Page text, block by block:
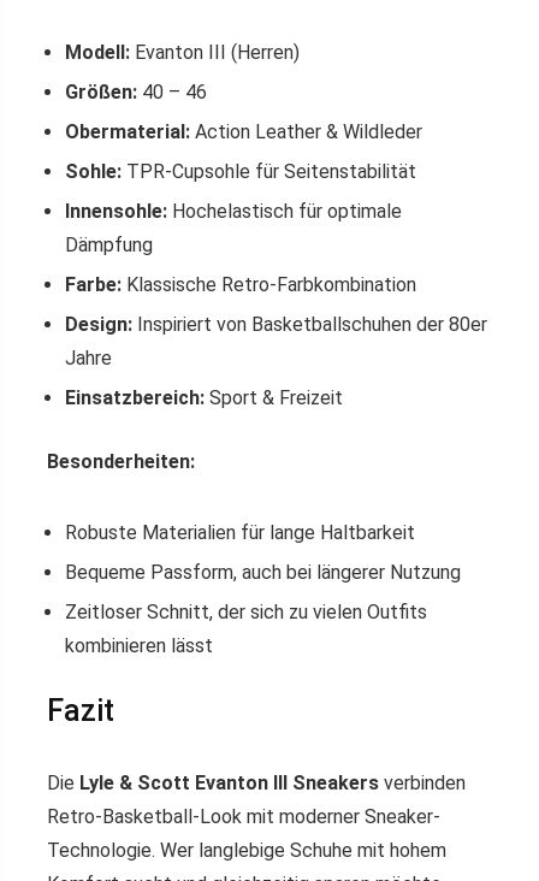
Modell: Evanton III (Herren)
Größen: 40 – 46
Obermaterial: Action Leather & Wildleder
Sohle: TPR-Cupsohle für Seitenstabilität
Innensohle: Hochelastisch für optimale
Dämpfung
Farbe: Klassische Retro-Farbkombination
Design: Inspiriert von Basketballschuhen der 80er
Jahre
Einsatzbereich: Sport & Freizeit
Besonderheiten:
Robuste Materialien für lange Haltbarkeit
Bequeme Passform, auch bei längerer Nutzung
Zeitloser Schnitt, der sich zu vielen Outfits
kombinieren lässt
Fazit
Die Lyle & Scott Evanton III Sneakers verbinden
Retro-Basketball-Look mit moderner Sneaker-
Technologie. Wer langlebige Schuhe mit hohem